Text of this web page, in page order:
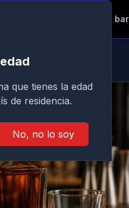
que tienes la edad
de residencia.
No, no lo soy
Mi bar